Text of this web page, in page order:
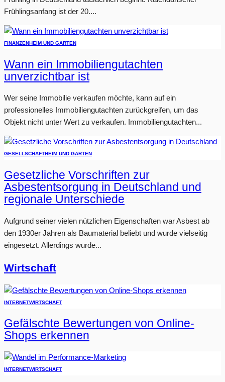
Frühlingsanfang ist der 20....
FINANZENHEIM UND GARTEN
Wann ein Immobiliengutachten
unverzichtbar ist
Wer seine Immobilie verkaufen möchte, kann auf ein
professionelles Immobiliengutachten zurückgreifen, um das
Objekt nicht unter Wert zu verkaufen. Immobiliengutachten...
GESELLSCHAFTHEIM UND GARTEN
Gesetzliche Vorschriften zur
Asbestentsorgung in Deutschland und
regionale Unterschiede
Aufgrund seiner vielen nützlichen Eigenschaften war Asbest ab
den 1930er Jahren als Baumaterial beliebt und wurde vielseitig
eingesetzt. Allerdings wurde...
Wirtschaft
INTERNETWIRTSCHAFT
Gefälschte Bewertungen von Online-
Shops erkennen
INTERNETWIRTSCHAFT